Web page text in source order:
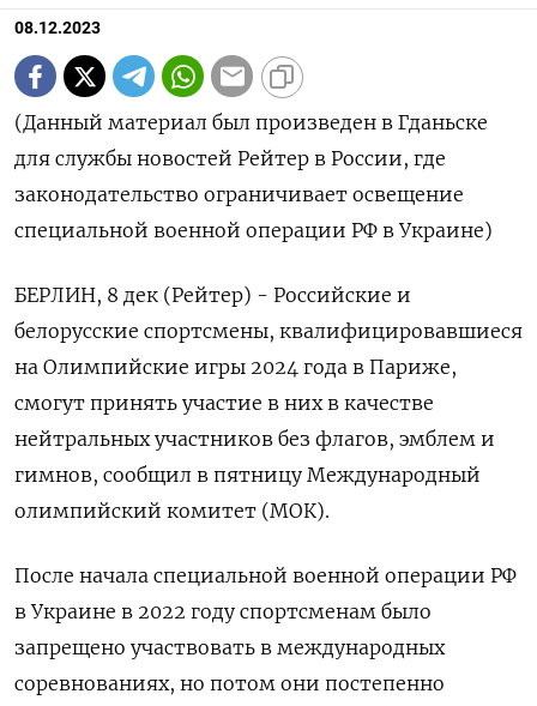
08.12.2023
(Данный материал был произведен в Гданьске
для службы новостей Рейтер в России, где
законодательство ограничивает освещение
специальной военной операции РФ в Украине)
БЕРЛИН, 8 дек (Рейтер) - Российские и
белорусские спортсмены, квалифицировавшиеся
на Олимпийские игры 2024 года в Париже,
смогут принять участие в них в качестве
нейтральных участников без флагов, эмблем и
гимнов, сообщил в пятницу Международный
олимпийский комитет (МОК).
После начала специальной военной операции РФ
в Украине в 2022 году спортсменам было
запрещено участвовать в международных
соревнованиях, но потом они постепенно